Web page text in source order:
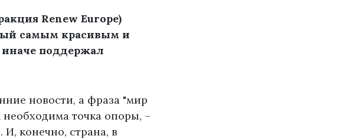
Renew Europe)
самым красивым и
поддержал
новости, а фраза "мир
необходима точка опоры, –
конечно, страна, в